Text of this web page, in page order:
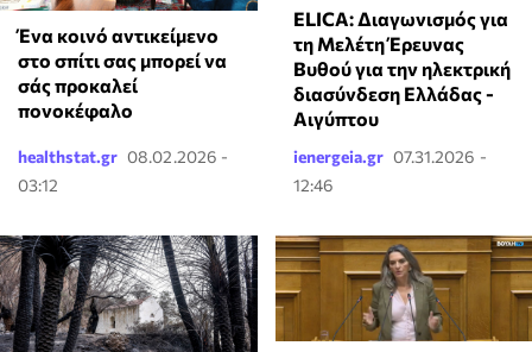
Ένα κοινό αντικείμενο
στο σπίτι σας μπορεί να
σάς προκαλεί
πονοκέφαλο
healthstat.gr 08.02.2026 -
03:12
ELICA: Διαγωνισμός για
τη Μελέτη Έρευνας
Βυθού για την ηλεκτρική
διασύνδεση Ελλάδας -
Αιγύπτου
ienergeia.gr 07.31.2026 -
12:46